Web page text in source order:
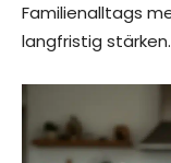
Familienalltags
langfristig stärken.